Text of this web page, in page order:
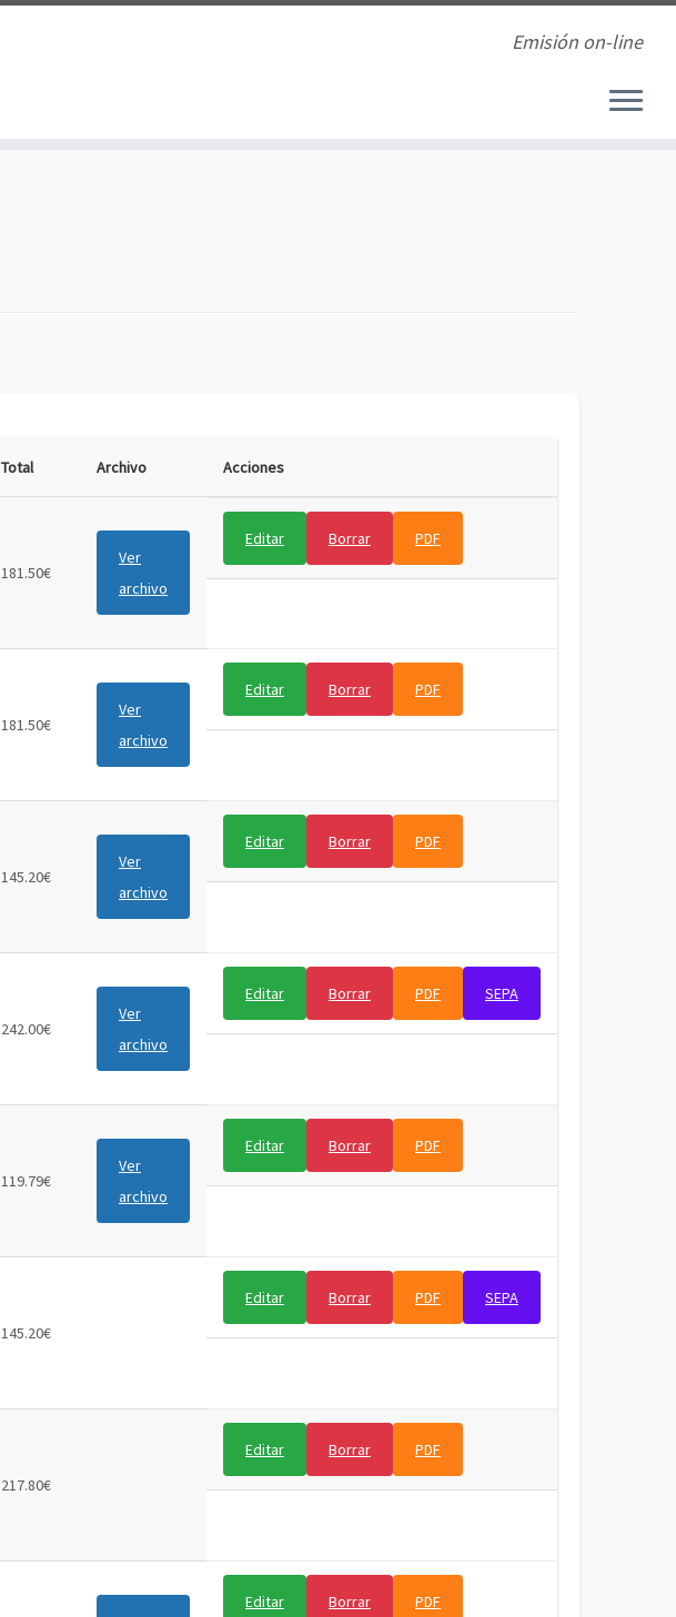
Emisión on-line
Total Archivo Acciones
181.50€
Ver
archivo
Editar Borrar PDF
181.50€
Ver
archivo
Editar Borrar PDF
145.20€
Ver
archivo
Editar Borrar PDF
242.00€
Ver
archivo
Editar Borrar PDF SEPA
119.79€
Ver
archivo
Editar Borrar PDF
145.20€
Editar Borrar PDF SEPA
217.80€
Editar Borrar PDF
Editar Borrar PDF